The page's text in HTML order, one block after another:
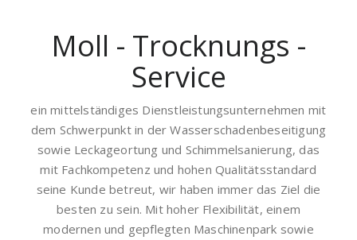
Moll - Trocknungs -
Service
ein mittelständiges Dienstleistungsunternehmen mit
dem Schwerpunkt in der Wasserschadenbeseitigung
sowie Leckageortung und Schimmelsanierung, das
mit Fachkompetenz und hohen Qualitätsstandard
seine Kunde betreut, wir haben immer das Ziel die
besten zu sein. Mit hoher Flexibilität, einem
modernen und gepflegten Maschinenpark sowie